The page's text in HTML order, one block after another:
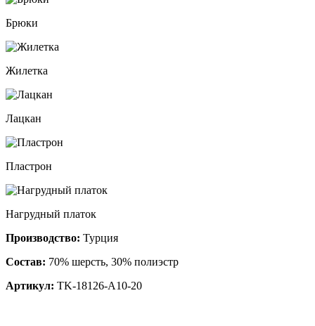
Брюки
Жилетка
Лацкан
Пластрон
Нагрудный платок
Производство: Турция
Состав: 70% шерсть, 30% полиэстр
Артикул: TK-18126-A10-20